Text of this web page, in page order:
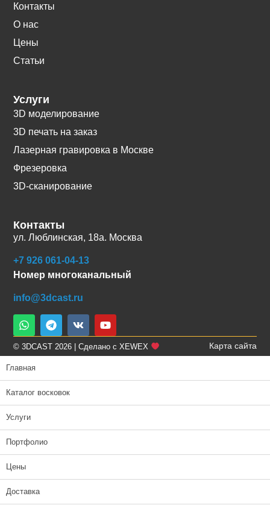
Контакты
О нас
Цены
Статьи
Услуги
3D моделирование
3D печать на заказ
Лазерная гравировка в Москве
Фрезеровка
3D-сканирование
Контакты
ул. Люблинская, 18а. Москва
+7 926 061-04-13
Номер многоканальный
info@3dcast.ru
© 3DCAST 2026 | Сделано с XEWEX Карта сайта
Главная
Каталог восковок
Услуги
Портфолио
Цены
Доставка